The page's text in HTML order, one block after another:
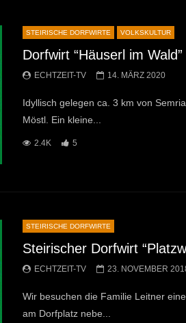
STEIRISCHE DORFWIRTE VOLKSKULTUR
Dorfwirt “Häuserl im Wald”
ECHTZEIT-TV 14. MÄRZ 2020
Idyllisch gelegen ca. 3 km von
Möstl. Ein kleine...
2.4K 5
STEIRISCHE DORFWIRTE
Steirischer Dorfwirt
ECHTZEIT-TV 23. NOVEMBER
Wir besuchen die Familie Leitner
am Dorfplatz nebe...